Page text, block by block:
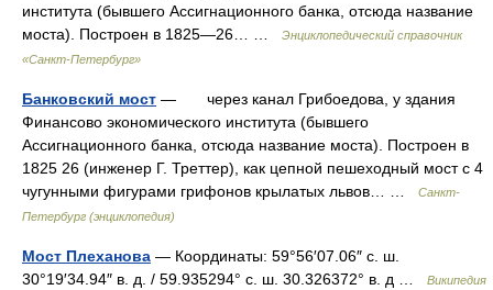
института (бывшего Ассигнационного банка, отсюда название
моста). Построен в 1825—26… …
Энциклопедический справочник
«Санкт-Петербург»
Банковский мост — через канал Грибоедова, у здания
Финансово экономического института (бывшего
Ассигнационного банка, отсюда название моста). Построен в
1825 26 (инженер Г. Треттер), как цепной пешеходный мост с 4
чугунными фигурами грифонов крылатых львов… …
Санкт-
Петербург (энциклопедия)
Мост Плеханова — Координаты: 59°56′07.06″ с. ш.
30°19′34.94″ в. д. / 59.935294° с. ш. 30.326372° в. д …
Википедия